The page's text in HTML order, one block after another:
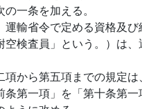
一条を加える。
運輸省令で定める資格及
空検査員」という。）は
項から第五項までの規定は
第一項」を「第十条第一